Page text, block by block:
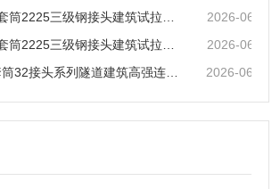
2026-06-11
2026-06-11
2026-06-05